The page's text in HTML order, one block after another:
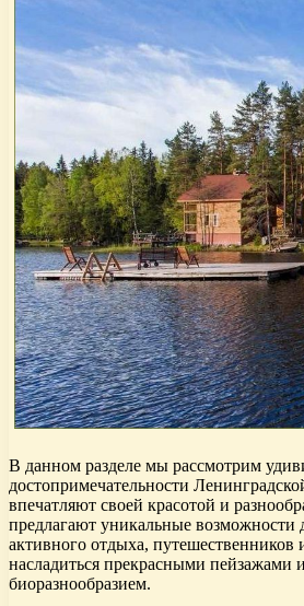
В данном разделе мы рассмотрим
достопримечательности
впечатляют своей красотой и
предлагают уникальные возможности
активного отдыха,
насладиться прекрасными пейзажами
биоразнообразием.